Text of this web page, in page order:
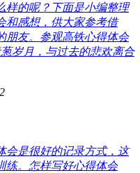
样的呢？下面是小编整理
和感想，供大家参考借
朋友。参观高铁心得体会
岁月，与过去的悲欢离合
会是很好的记录方式，这
练。怎样写好心得体会